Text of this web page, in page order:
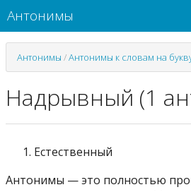
Антонимы
Антонимы /Антонимы к словам на
Надрывный (1
Естественный
Антонимы — это полностью